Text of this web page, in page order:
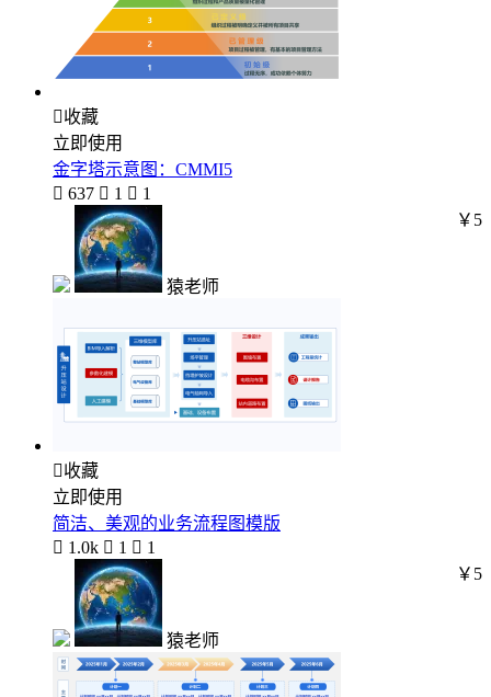
收藏
立即使用
金字塔示意图：CMMI5
 637  1  1
猿老师
￥5
收藏
立即使用
简洁、美观的业务流程图模版
 1.0k  1  1
猿老师
￥5